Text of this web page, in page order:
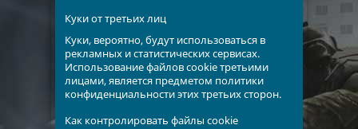
Куки от третьих лиц
Куки, вероятно, будут использоваться в
рекламных и статистических сервисах.
Использование файлов cookie третьими
лицами, является предметом политики
конфиденциальности этих третьих сторон.
Как контролировать файлы cookie